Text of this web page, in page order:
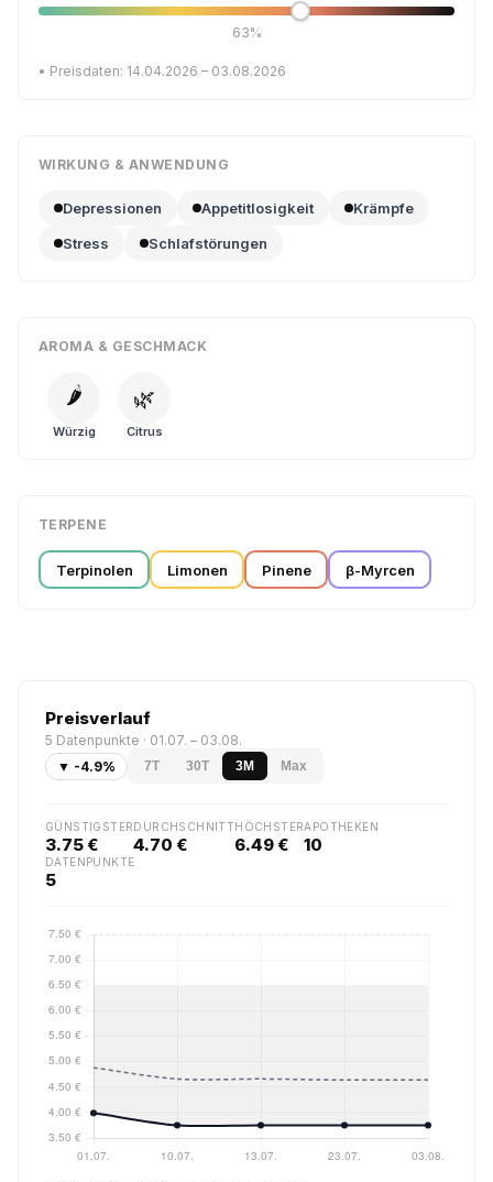
63%
• Preisdaten: 14.04.2026 – 03.08.2026
WIRKUNG & ANWENDUNG
Depressionen Appetitlosigkeit
Krämpfe
Stress
Schlafstörungen
AROMA & GESCHMACK
🌶️
Würzig
🌿
Citrus
TERPENE
Terpinolen Limonen Pinene β-Myrcen
Preisverlauf
5 Datenpunkte · 01.07. – 03.08.
▼ -4.9%
7T 30T 3M Max
GÜNSTIGSTER
3.75 €
DURCHSCHNITT
4.70 €
HÖCHSTER
6.49 €
APOTHEKEN
10
DATENPUNKTE
5